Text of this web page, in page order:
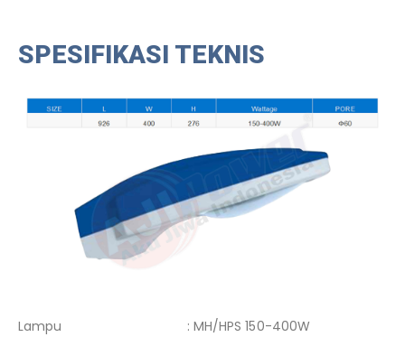
SPESIFIKASI TEKNIS
Lampu : MH/HPS 150-400W